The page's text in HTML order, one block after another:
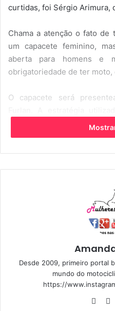
a
curtidas, foi Sérgio Arimura,
Chama a atenção o fato
um capacete feminino,
aberta para homens e
obrigatoriedade de ter
O capacete será
maioria das curtidas na
estratégia foi deixar
O Mulheres de Moto
capacetes,e esperamos em
Além de ótima qualidade, os
www.facebook.com/
Abaixo o print com os
Desde 2009, primeiro portal
mundo do
https://
We